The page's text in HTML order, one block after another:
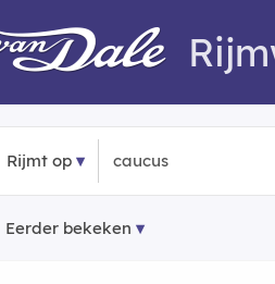
Rijmt op
Eerder bekeken